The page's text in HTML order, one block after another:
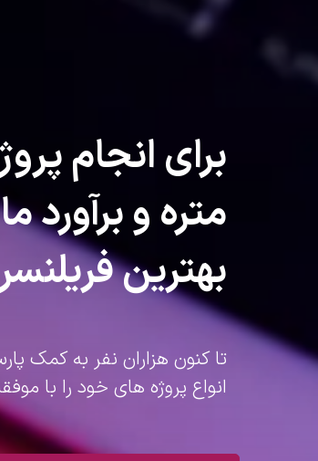
برای انجام
متره و برآورد
بهترین
تا کنون هزاران نفر به کمک
انواع پروژه های خود را با